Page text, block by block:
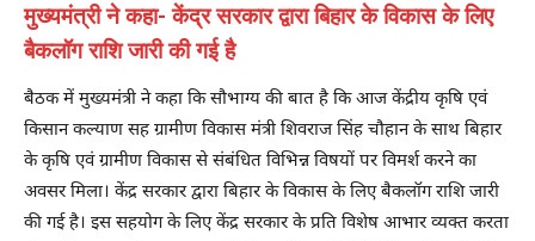
मुख्यमंत्री ने कहा- केंद्र सरकार द्वारा बिहार के विकास के लिए
बैकलॉग राशि जारी की गई है
बैठक में मुख्यमंत्री ने कहा कि सौभाग्य की बात है कि आज केंद्रीय कृषि एवं
किसान कल्याण सह ग्रामीण विकास मंत्री शिवराज सिंह चौहान के साथ बिहार
के कृषि एवं ग्रामीण विकास से संबंधित विभिन्न विषयों पर विमर्श करने का
अवसर मिला। केंद्र सरकार द्वारा बिहार के विकास के लिए बैकलॉग राशि जारी
की गई है। इस सहयोग के लिए केंद्र सरकार के प्रति विशेष आभार व्यक्त करता